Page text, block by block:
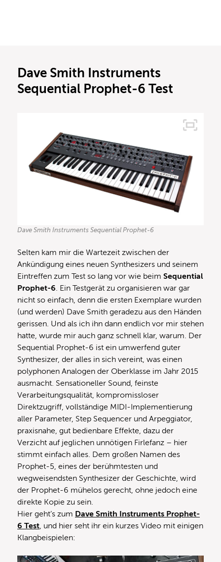
Dave Smith Instruments
Sequential Prophet-6 Test
Dave Smith Instruments Sequential Prophet-6
Selten kam mir die Wartezeit zwischen der
Ankündigung eines neuen Synthesizers und seinem
Eintreffen zum Test so lang vor wie beim Sequential
Prophet-6. Ein Testgerät zu organisieren war gar
nicht so einfach, denn die ersten Exemplare wurden
(und werden) Dave Smith geradezu aus den Händen
gerissen. Und als ich ihn dann endlich vor mir stehen
hatte, wurde mir auch ganz schnell klar, warum. Der
Sequential Prophet-6 ist ein umwerfend guter
Synthesizer, der alles in sich vereint, was einen
polyphonen Analogen der Oberklasse im Jahr 2015
ausmacht. Sensationeller Sound, feinste
Verarbeitungsqualität, kompromissloser
Direktzugriff, vollständige MIDI-Implementierung
aller Parameter, Step Sequencer und Arpeggiator,
praxisnahe, gut bedienbare Effekte, dazu der
Verzicht auf jeglichen unnötigen Firlefanz – hier
stimmt einfach alles. Dem großen Namen des
Prophet-5, eines der berühmtesten und
wegweisendsten Synthesizer der Geschichte, wird
der Prophet-6 mühelos gerecht, ohne jedoch eine
direkte Kopie zu sein.
Hier geht’s zum Dave Smith Instruments Prophet-
6 Test, und hier seht ihr ein kurzes Video mit einigen
Klangbeispielen: